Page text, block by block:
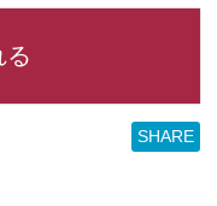
る
SHARE